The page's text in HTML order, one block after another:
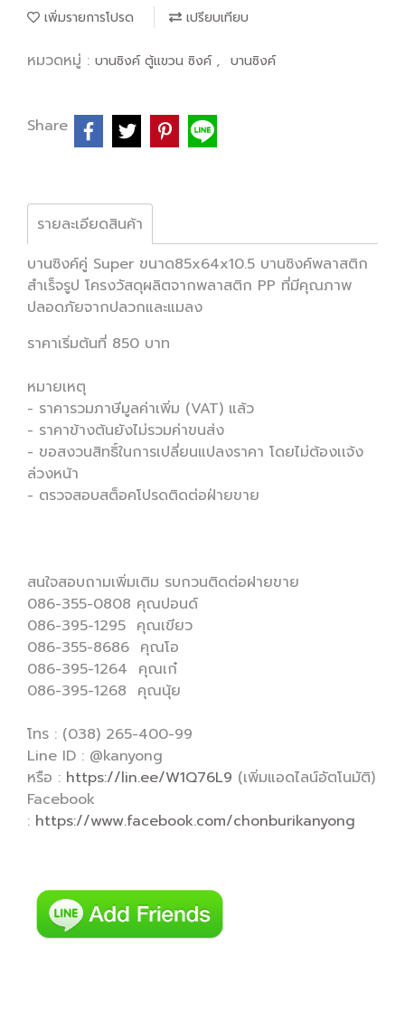
เพิ่มรายการโปรด เปรียบเทียบ
หมวดหมู่ : บานซิงค์ ตู้แขวน ซิงค์ , บานซิงค์
Share
รายละเอียดสินค้า
บานซิงค์คู่ Super ขนาด85x64x10.5 บานซิงค์พลาสติก
สำเร็จรูป โครงวัสดุผลิตจากพลาสติก PP ที่มีคุณภาพ
ปลอดภัยจากปลวกและแมลง
ราคาเริ่มต้นที่ 850 บาท
หมายเหตุ
- ราคารวมภาษีมูลค่าเพิ่ม (VAT) แล้ว
- ราคาข้างต้นยังไม่รวมค่าขนส่ง
- ขอสงวนสิทธิ์ในการเปลี่ยนแปลงราคา โดยไม่ต้องเเจ้ง
ล่วงหน้า
- ตรวจสอบสต็อคโปรดติดต่อฝ่ายขาย
สนใจสอบถามเพิ่มเติม รบกวนติดต่อฝายขาย
086-355-0808 คุณปอนด์
086-395-1295 คุณเขียว
086-355-8686 คุณโอ
086-395-1264 คุณเก๋
086-395-1268 คุณนุ้ย
โทร : (038) 265-400-99
Line ID : @kanyong
หรือ : https://lin.ee/W1Q76L9 (เพิ่มแอดไลน์อัตโนมัติ)
Facebook
: https://www.facebook.com/chonburikanyong